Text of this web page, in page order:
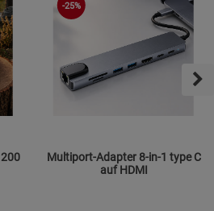
-25%
Multiport-Adapter 8-in-1 type C
auf HDMI